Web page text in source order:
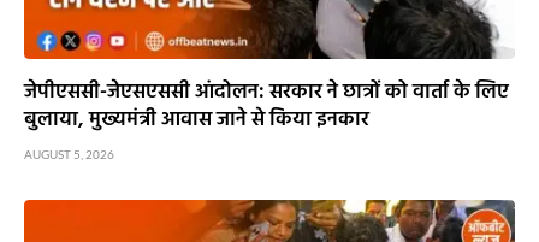
जेपीएससी-जेएसएससी आंदोलन: सरकार ने छात्रों को वार्ता के लिए
बुलाया, मुख्यमंत्री आवास जाने से किया इनकार
AUGUST 5, 2026